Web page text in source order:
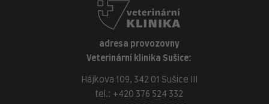
adresa provozovny
Veterinární klinika Sušice:
Hájkova 109, 342 01 Sušice III
tel.: +420 376 524 332